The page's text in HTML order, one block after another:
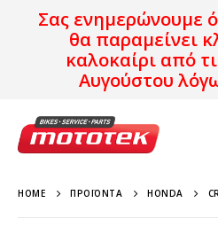
Σας ενημερώνουμε
θα παραμείνει
καλοκαίρι από
Αυγούστου
HOME ΠΡΟΪΌΝΤΑ HONDA